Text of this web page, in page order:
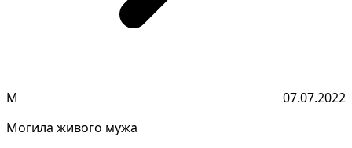
М
07.07.2022
Могила живого мужа